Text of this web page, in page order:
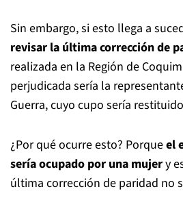
Sin embargo, si esto llega a
revisar la última corrección de
realizada en la Región de
perjudicada sería la
Guerra, cuyo cupo sería
¿Por qué ocurre esto? Porqueel
sería ocupado por una mujery
última corrección de paridad no